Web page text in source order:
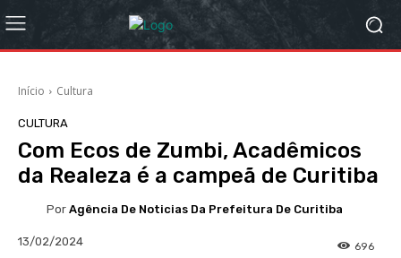
Início Cultura
CULTURA
Com Ecos de Zumbi, Acadêmicos
da Realeza é a campeã de Curitiba
Por Agência De Noticias Da Prefeitura De Curitiba
13/02/2024 696